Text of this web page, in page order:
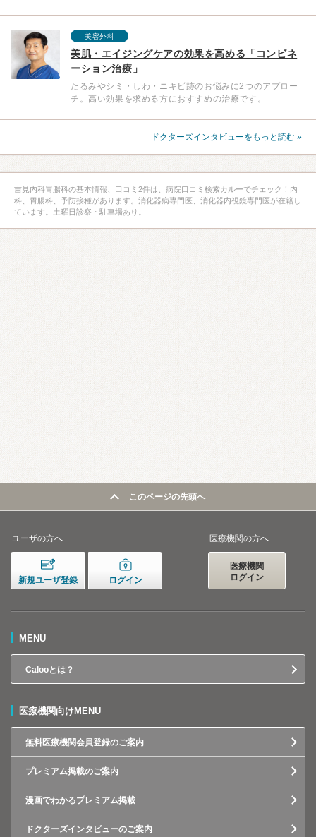
美容外科
美肌・エイジングケアの効果を高める「コンビネ
ーション治療」
たるみやシミ・しわ・ニキビ跡のお悩みに2つのアプロー
チ。高い効果を求める方におすすめの治療です。
ドクターズインタビューをもっと読む »
吉見内科胃腸科の基本情報、口コミ2件は、病院口コミ検索カルーでチェック！内
科、胃腸科、予防接種があります。消化器病専門医、消化器内視鏡専門医が在籍し
ています。土曜日診察・駐車場あり。
このページの先頭へ
ユーザの方へ
新規ユーザ登録 ログイン
医療機関の方へ
医療機関
ログイン
MENU
Calooとは？
医療機関向けMENU
無料医療機関会員登録のご案内
プレミアム掲載のご案内
漫画でわかるプレミアム掲載
ドクターズインタビューのご案内